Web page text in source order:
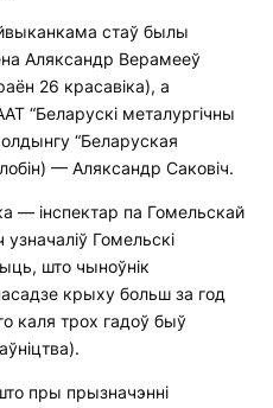
стаў былы
Аляксандр Верамееў
26 красавіка), а
“Беларускі металургічны
“Беларуская
— Аляксандр Саковіч.
— інспектар па Гомельскай
Гомельскі
што чыноўнік
крыху больш за год
каля трох гадоў быў
пры прызначэнні